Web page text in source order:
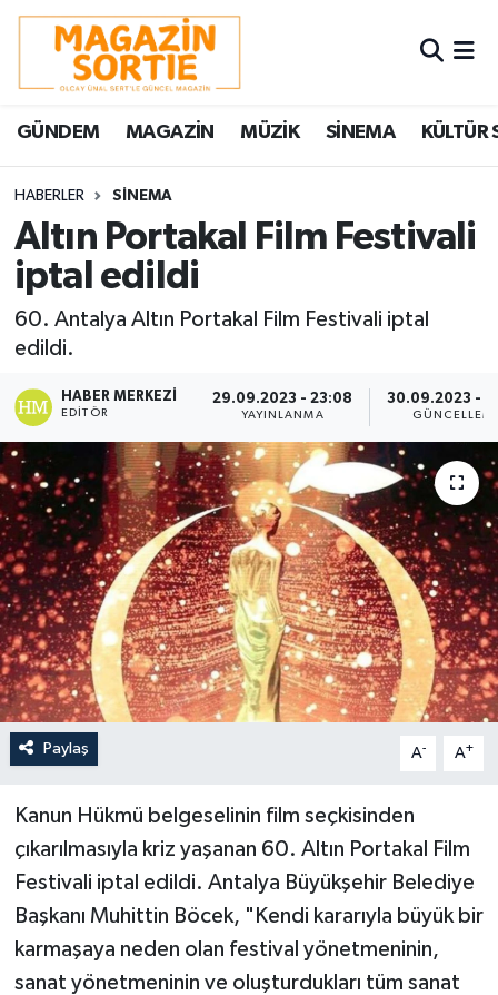
GÜNDEM MAGAZİN MÜZİK SİNEMA KÜLTÜR
HABERLER SİNEMA
Altın Portakal Film Festivali
iptal edildi
60. Antalya Altın Portakal Film Festivali iptal
edildi.
HABER MERKEZI
EDITÖR
29.09.2023 - 23:08
YAYINLANMA
30.09.2023 -
Paylaş A- A+
Kanun Hükmü belgeselinin film seçkisinden
çıkarılmasıyla kriz yaşanan 60. Altın Portakal Film
Festivali iptal edildi. Antalya Büyükşehir Belediye
Başkanı Muhittin Böcek, "Kendi kararıyla büyük bir
karmaşaya neden olan festival yönetmeninin,
sanat yönetmeninin ve oluşturdukları tüm sanat
Nöbetçi Eczaneler
Hava Durumu
Trafik Durumu
Süper Lig Puan Durumu ve Fikstür
Tüm Manşetler